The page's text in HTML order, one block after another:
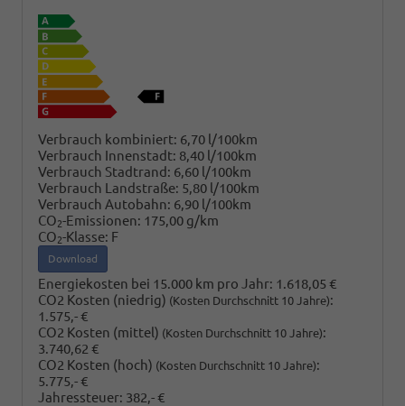
Verbrauch kombiniert: 6,70 l/100km
Verbrauch Innenstadt: 8,40 l/100km
Verbrauch Stadtrand: 6,60 l/100km
Verbrauch Landstraße: 5,80 l/100km
Verbrauch Autobahn: 6,90 l/100km
CO2-Emissionen: 175,00 g/km
CO2-Klasse: F
Download
Energiekosten bei 15.000 km pro Jahr: 1.618,05 €
CO2 Kosten (niedrig) (Kosten Durchschnitt 10 Jahre):
1.575,- €
CO2 Kosten (mittel) (Kosten Durchschnitt 10 Jahre):
3.740,62 €
CO2 Kosten (hoch) (Kosten Durchschnitt 10 Jahre):
5.775,- €
Jahressteuer: 382,- €